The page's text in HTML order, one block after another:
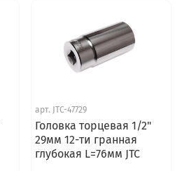
арт. JTC-47729
Головка торцевая 1/2"
29мм 12-ти гранная
глубокая L=76мм JTC